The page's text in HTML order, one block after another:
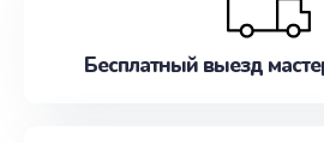
Бесплатный выезд